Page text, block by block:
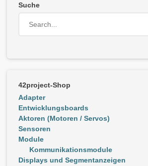
Suche
42project-Shop
Adapter
Entwicklungsboards
Aktoren (Motoren / Servos)
Sensoren
Module
Kommunikationsmodule
Displays und Segmentanzeigen